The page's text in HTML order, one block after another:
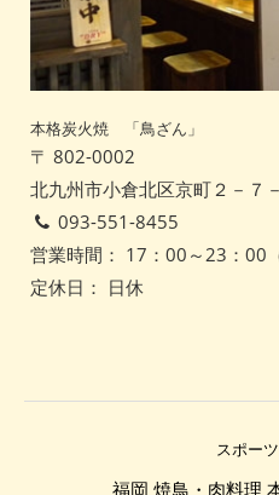
本格炭火焼 「鳥ざん」
〒 802-0002
北九州市小倉北区京町２－
093-551-8455
営業時間： 17：00～23：00
定休日： 日休
スポー
福岡 焼鳥・肉料理